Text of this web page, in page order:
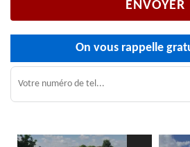
On vous rappelle